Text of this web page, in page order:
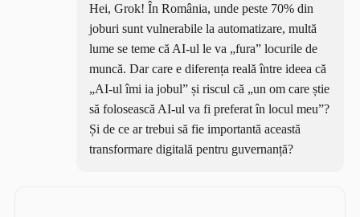
Hei, Grok! În România, unde peste 70% din
joburi sunt vulnerabile la automatizare, multă
lume se teme că AI-ul le va „fura” locurile de
muncă. Dar care e diferența reală între ideea că
„AI-ul îmi ia jobul” și riscul că „un om care știe
să folosească AI-ul va fi preferat în locul meu”?
Și de ce ar trebui să fie importantă această
transformare digitală pentru guvernanță?